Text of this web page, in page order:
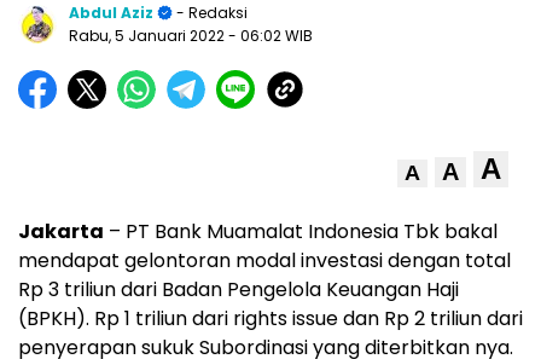
Abdul Aziz
- Redaksi
Rabu, 5 Januari 2022- 06:02 WIB
A A A
Jakarta – PT Bank Muamalat Indonesia Tbk bakal
mendapat gelontoran modal investasi dengan total
Rp 3 triliun dari Badan Pengelola Keuangan Haji
(BPKH). Rp 1 triliun dari rights issue dan Rp 2 triliun dari
penyerapan sukuk Subordinasi yang diterbitkan nya.